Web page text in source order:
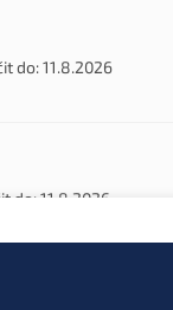
do:11.8.2026
do:11.8.2026